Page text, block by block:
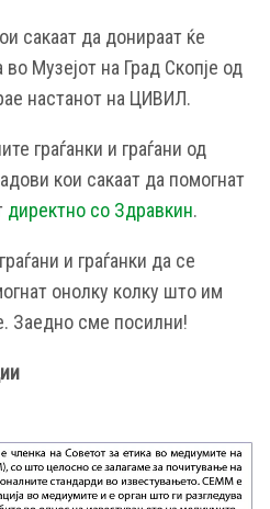
сакаат да донираат ќе
Музејот на Град Скопје од
настанот на ЦИВИЛ.
граѓанки и граѓани од
кои сакаат да помогнат
директно со Здравкин.
и граѓанки да се
онолку колку што им
Заедно сме посилни!